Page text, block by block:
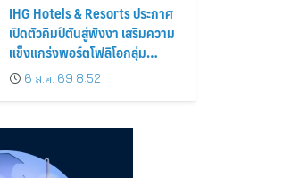
IHG Hotels & Resorts ประกาศ
เปิดตัวคิมป์ตันสู่พังงา เสริมความ
แข็งแกร่งพอร์ตโฟลิโอกลุ่ม
โรงแรม Luxury & Lifestyle ใน
ไทย
6 ส.ค. 69 8:52